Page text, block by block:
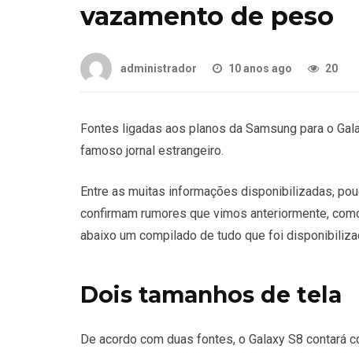
vazamento de peso
administrador 10 anos ago 20
Fontes ligadas aos planos da Samsung para o
famoso jornal estrangeiro.
Entre as muitas informações disponibilizadas,
confirmam rumores que vimos anteriormente,
abaixo um compilado de tudo que foi
Dois tamanhos de tela
De acordo com duas fontes, o Galaxy S8 contará